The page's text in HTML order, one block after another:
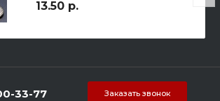
13.50 р.
33-77 Заказать звонок